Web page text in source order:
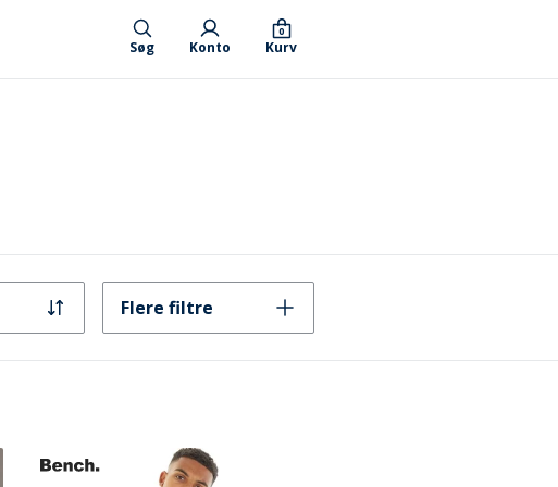
Søg Konto Kurv
0
Flere filtre